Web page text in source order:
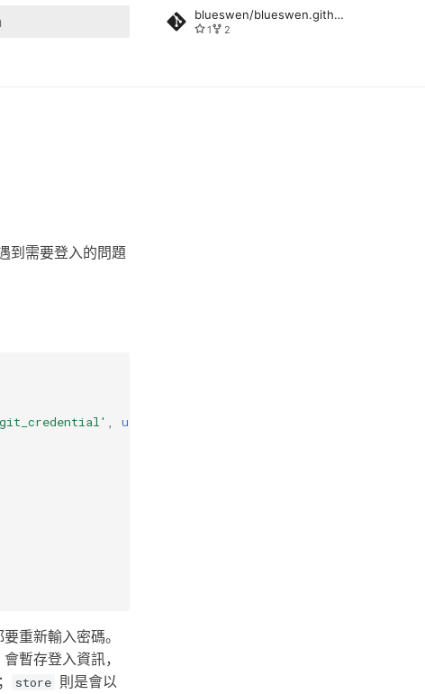
blueswen/blueswen.github.io
1 2
到需要登入的問題
url:
重新輸入密碼。
會暫存登入資訊，
store 則是會以